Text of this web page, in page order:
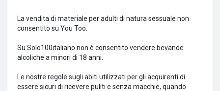
La vendita di materiale per adulti di natura sessuale non
consentito su You Too.
Su Solo100italiano non è consentito vendere bevande
alcoliche a minori di 18 anni.
Le nostre regole sugli abiti utilizzati per gli acquirenti di
essere sicuri di ricevere puliti e senza macchie, quando